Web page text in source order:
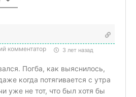
комментатор 3 лет назад
Погба, как выяснилось,
когда потягивается с утра
уже не тот, что был хотя бы